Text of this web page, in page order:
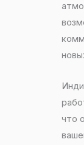
что